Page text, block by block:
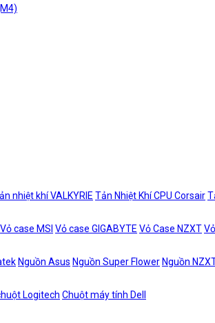
nhiệt khí VALKYRIE Tản Nhiệt Khí CPU Corsair
Vỏ case MSI Vỏ case GIGABYTE Vỏ Case NZXT
Nguồn Asus Nguồn Super Flower Nguồn
Logitech Chuột máy tính Dell